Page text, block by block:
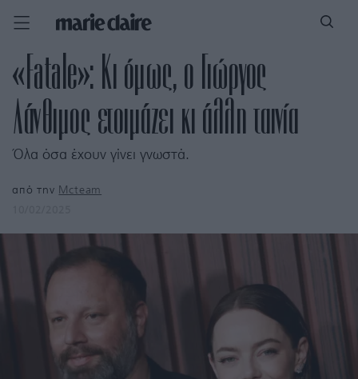
«Fatale»: Κι όμως, ο Γιώργος
Λάνθιμος ετοιμάζει κι άλλη ταινία
Όλα όσα έχουν γίνει γνωστά.
από την Mcteam